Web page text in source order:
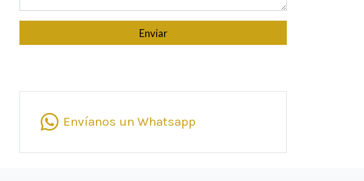
Enviar
Envíanos un Whatsapp